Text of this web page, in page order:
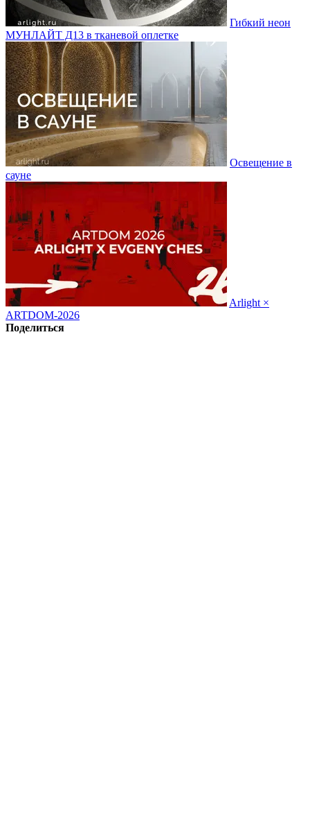
Гибкий неон
МУНЛАЙТ Д13 в тканевой оплетке
Освещение в
сауне
Arlight ×
ARTDOM-2026
Поделиться